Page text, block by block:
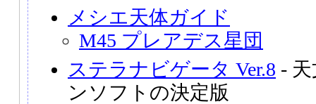
メシエ天体ガイド
M45 プレアデス星団
ステラナビゲータ Ver.8 -
ンソフトの決定版